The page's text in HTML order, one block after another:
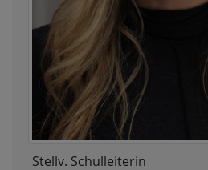
Stellv. Schulleiterin